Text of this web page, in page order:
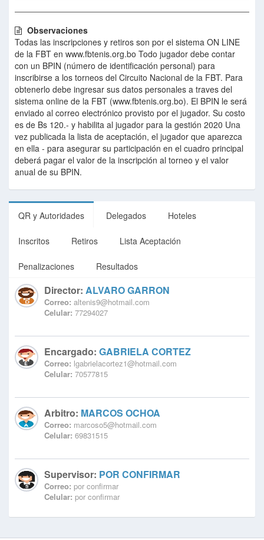
Observaciones
Todas las inscripciones y retiros son por el sistema ON LINE
de la FBT en www.fbtenis.org.bo Todo jugador debe contar
con un BPIN (número de identificación personal) para
inscribirse a los torneos del Circuito Nacional de la FBT. Para
obtenerlo debe ingresar sus datos personales a traves del
sistema online de la FBT (www.fbtenis.org.bo). El BPIN le será
enviado al correo electrónico provisto por el jugador. Su costo
es de Bs 120.- y habilita al jugador para la gestión 2020 Una
vez publicada la lista de aceptación, el jugador que aparezca
en ella - para asegurar su participación en el cuadro principal
deberá pagar el valor de la inscripción al torneo y el valor
anual de su BPIN.
QR y Autoridades Delegados Hoteles
Inscritos Retiros Lista Aceptación
Penalizaciones Resultados
Director: ALVARO GARRON
Correo: altenis9@hotmail.com
Celular: 77294027
Encargado: GABRIELA CORTEZ
Correo: lgabrielacortez1@hotmail.com
Celular: 70577815
Arbitro: MARCOS OCHOA
Correo: marcoso5@hotmail.com
Celular: 69831515
Supervisor: POR CONFIRMAR
Correo: por confirmar
Celular: por confirmar